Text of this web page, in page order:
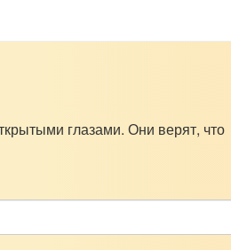
глазами. Они верят, что